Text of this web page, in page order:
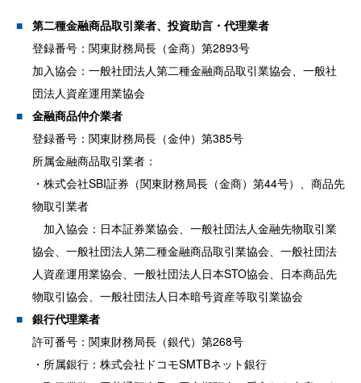
第二種金融商品取引業者、投資助言・代理業者
登録番号：関東財務局長（金商）第2893号
加入協会：一般社団法人第二種金融商品取引業協会、一般社
団法人資産運用業協会
金融商品仲介業者
登録番号：関東財務局長（金仲）第385号
所属金融商品取引業者：
・株式会社SBI証券（関東財務局長（金商）第44号）、商品先
物取引業者
加入協会：日本証券業協会、一般社団法人金融先物取引業
協会、一般社団法人第二種金融商品取引業協会、一般社団法
人資産運用業協会、一般社団法人日本STO協会、日本商品先
物取引協会、一般社団法人日本暗号資産等取引業協会
銀行代理業者
許可番号：関東財務局長（銀代）第268号
・所属銀行：株式会社ドコモSMTBネット銀行